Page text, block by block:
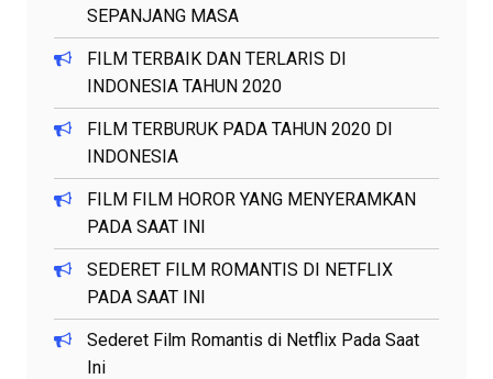
SEPANJANG MASA
FILM TERBAIK DAN TERLARIS DI
INDONESIA TAHUN 2020
FILM TERBURUK PADA TAHUN 2020 DI
INDONESIA
FILM FILM HOROR YANG MENYERAMKAN
PADA SAAT INI
SEDERET FILM ROMANTIS DI NETFLIX
PADA SAAT INI
Sederet Film Romantis di Netflix Pada Saat
Ini